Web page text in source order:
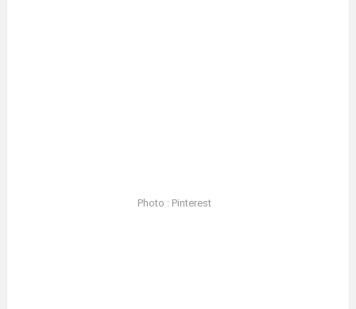
Photo : Pinterest